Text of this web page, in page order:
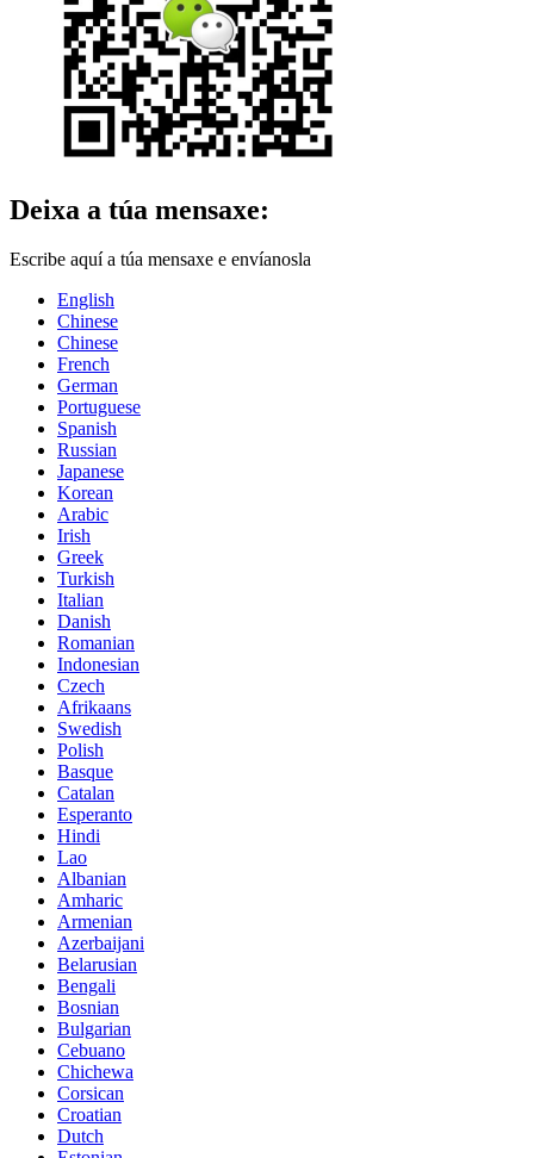
Deixa a túa mensaxe:
Escribe aquí a túa mensaxe e envíanosla
English
Chinese
Chinese
French
German
Portuguese
Spanish
Russian
Japanese
Korean
Arabic
Irish
Greek
Turkish
Italian
Danish
Romanian
Indonesian
Czech
Afrikaans
Swedish
Polish
Basque
Catalan
Esperanto
Hindi
Lao
Albanian
Amharic
Armenian
Azerbaijani
Belarusian
Bengali
Bosnian
Bulgarian
Cebuano
Chichewa
Corsican
Croatian
Dutch